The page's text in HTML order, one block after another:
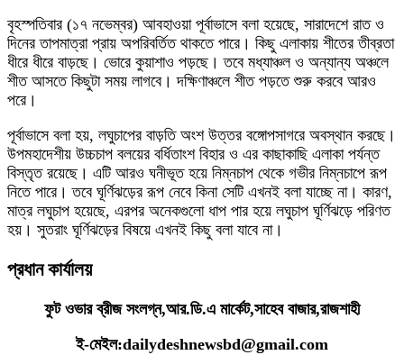
বৃহস্পতিবার (১৭ নভেম্বর) আবহাওয়া পূর্বাভাসে বলা হয়েছে, সারাদেশে রাত ও
দিনের তাপমাত্রা প্রায় অপরিবর্তিত থাকতে পারে। কিছু এলাকায় শীতের তীব্রতা
ধীরে ধীরে বাড়ছে। ভোরে কুয়াশাও পড়ছে। তবে মধ্যাঞ্চল ও অন্যান্য অঞ্চলে
শীত আসতে কিছুটা সময় লাগবে। দক্ষিণাঞ্চলে শীত পড়তে শুরু করবে আরও
পরে।
পূর্বাভাসে বলা হয়, লঘুচাপের বাড়তি অংশ উত্তর বঙ্গোপসাগরে অবস্থান করছে।
উপমহাদেশীয় উচ্চচাপ বলয়ের বর্ধিতাংশ বিহার ও এর কাছাকাছি এলাকা পর্যন্ত
বিস্তৃত রয়েছে। এটি আরও ঘনীভূত হয়ে নিম্নচাপ থেকে গভীর নিম্নচাপে রূপ
নিতে পারে। তবে ঘূর্ণিঝড়ের রূপ নেবে কিনা সেটি এখনই বলা যাচ্ছে না। কারণ,
মাত্র লঘুচাপ হয়েছে, এরপর অনেকগুলো ধাপ পার হয়ে লঘুচাপ ঘূর্ণিঝড়ে পরিণত
হয়। সুতরাং ঘূর্ণিঝড়ের বিষয়ে এখনই কিছু বলা যাবে না।
প্রধান কার্যালয়
ফুট ওভার ব্রীজ সংলগ্ন,আর.ডি.এ মার্কেট,সাহেব বাজার,রাজশাহী
ই-মেইল:dailydeshnewsbd@gmail.com